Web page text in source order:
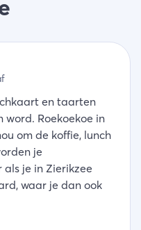
en taarten
Roekoekoe in
om de koffie, lunch
je
je in Zierikzee
waar je dan ook